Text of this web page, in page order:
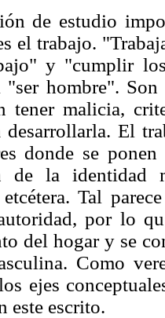
de estudio
el trabajo.
y "cumplir
"ser hombre".
tener malicia,
desarrollarla. El
donde se
de la identidad
Tal
por lo
del hogar y se
Como
ejes
este escrito.